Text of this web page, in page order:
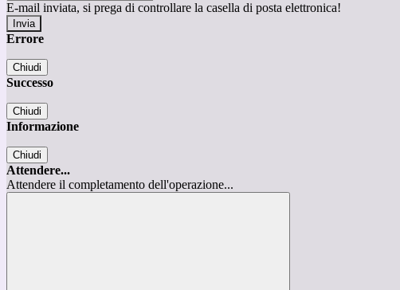
E-mail inviata, si prega di controllare la casella di posta elettronica!
Errore
Chiudi
Successo
Chiudi
Informazione
Chiudi
Attendere...
Attendere il completamento dell'operazione...